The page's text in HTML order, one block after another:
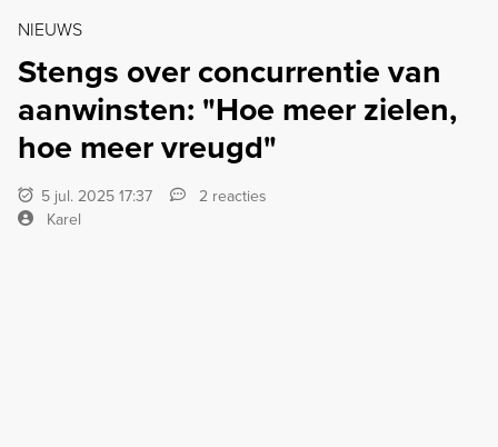
NIEUWS
Stengs over concurrentie van
aanwinsten: "Hoe meer zielen,
hoe meer vreugd"
5 jul. 2025 17:37
2 reacties
Karel